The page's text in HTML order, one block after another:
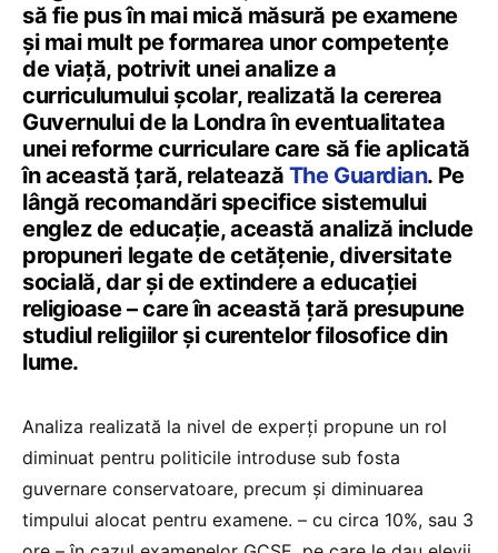
să fie pus în mai mică măsură pe examene
și mai mult pe formarea unor competențe
de viață, potrivit unei analize a
curriculumului școlar, realizată la cererea
Guvernului de la Londra în eventualitatea
unei reforme curriculare care să fie aplicată
în această țară, relatează The Guardian. Pe
lângă recomandări specifice sistemului
englez de educație, această analiză include
propuneri legate de cetățenie, diversitate
socială, dar și de extindere a educației
religioase – care în această țară presupune
studiul religiilor și curentelor filosofice din
lume.
Analiza realizată la nivel de experți propune un rol
diminuat pentru politicile introduse sub fosta
guvernare conservatoare, precum și diminuarea
timpului alocat pentru examene. – cu circa 10%, sau 3